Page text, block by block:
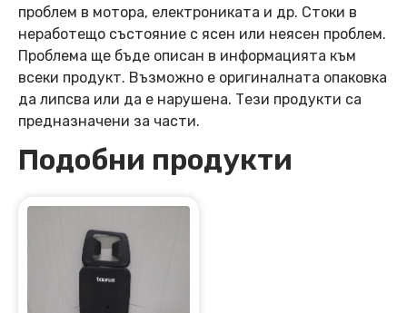
проблем в мотора, електрониката и др. Стоки в
неработещо състояние с ясен или неясен проблем.
Проблема ще бъде описан в информацията към
всеки продукт. Възможно е оригиналната опаковка
да липсва или да е нарушена. Тези продукти са
предназначени за части.
Подобни продукти